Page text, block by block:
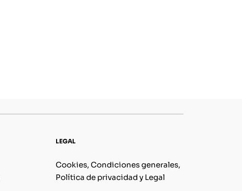
LEGAL
Cookies, Condiciones generales,
Política de privacidad y Legal